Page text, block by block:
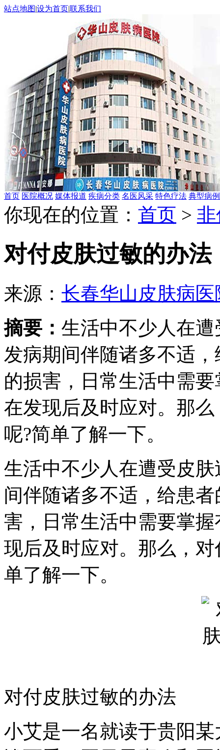
站点地图|设为首页|联系我们
首页 医院概况 媒体报道 疾病分类 名医风采 特色疗法 典型病例
你现在的位置： 首页 >
对付皮肤过敏的办法
来源： 长春华山皮肤病医
摘要： 生活中不少人在
发病期间伴随诸多不适
的损害，日常生活中需
在发现后及时应对。那
呢?简单了解一下。
生活中不少人在遭受皮
间伴随诸多不适，给患
害，日常生活中需要掌
现后及时应对。那么，
单了解一下。
对付皮肤过敏的办法
小艾是一名就读于贵阳